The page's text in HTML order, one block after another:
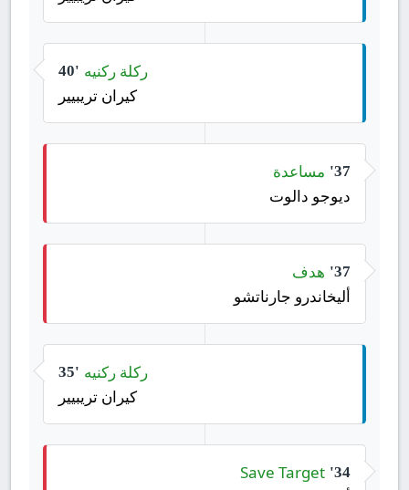
40' ركلة ركنيه
كيران تريبيير
37' مساعدة
ديوجو دالوت
37' هدف
أليخاندرو جارناتشو
35' ركلة ركنيه
كيران تريبيير
34'
Save Target